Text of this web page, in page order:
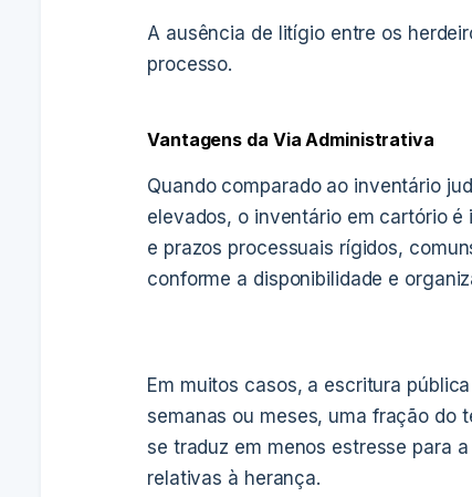
A ausência de litígio entre os
processo.
Vantagens da Via Administrativa
Quando comparado ao inventário
elevados, o inventário em cartório
e prazos processuais rígidos,
conforme a disponibilidade e
Em muitos casos, a escritura
semanas ou meses, uma fração do
se traduz em menos estresse para
relativas à herança.